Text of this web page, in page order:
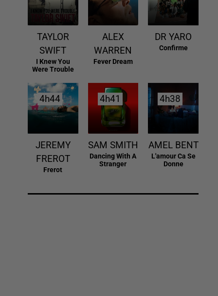
TAYLOR
SWIFT
I Knew You
Were Trouble
ALEX
WARREN
Fever Dream
DR YARO
Confirme
4h44
4h44
JEREMY
FREROT
Frerot
4h41
4h41
SAM SMITH
Dancing With A
Stranger
4h38
4h38
AMEL BENT
L'amour Ca Se
Donne